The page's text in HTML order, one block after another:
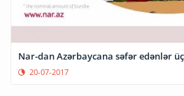
Nar-dan Azərbaycana səfər edənlər
20-07-2017